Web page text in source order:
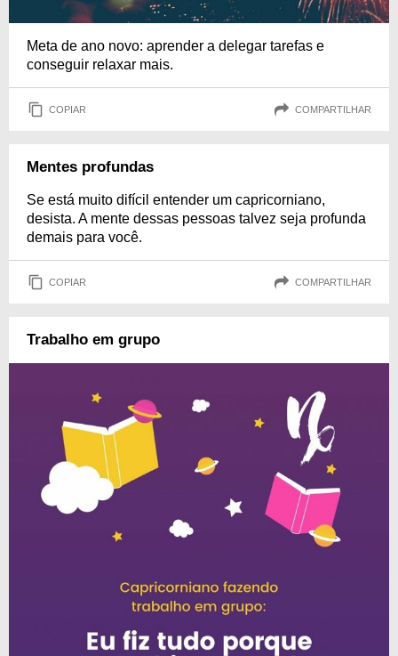
Meta de ano novo: aprender a delegar tarefas e
conseguir relaxar mais.
COPIAR COMPARTILHAR
Mentes profundas
Se está muito difícil entender um capricorniano,
desista. A mente dessas pessoas talvez seja profunda
demais para você.
COPIAR COMPARTILHAR
Trabalho em grupo